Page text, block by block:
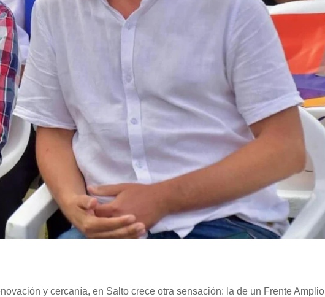
y cercanía, en Salto crece otra sensación: la de un Frente Amplio